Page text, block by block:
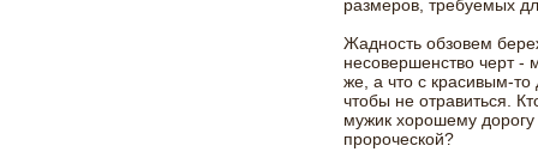
размеров, требуемых
Жадность обзовем
несовершенство черт -
же, а что с красивым-
чтобы не отравиться.
мужик хорошему дорогу
пророческой?